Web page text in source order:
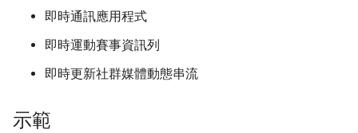
即時通訊應用程式
即時運動賽事資訊列
即時更新社群媒體動態串流
示範